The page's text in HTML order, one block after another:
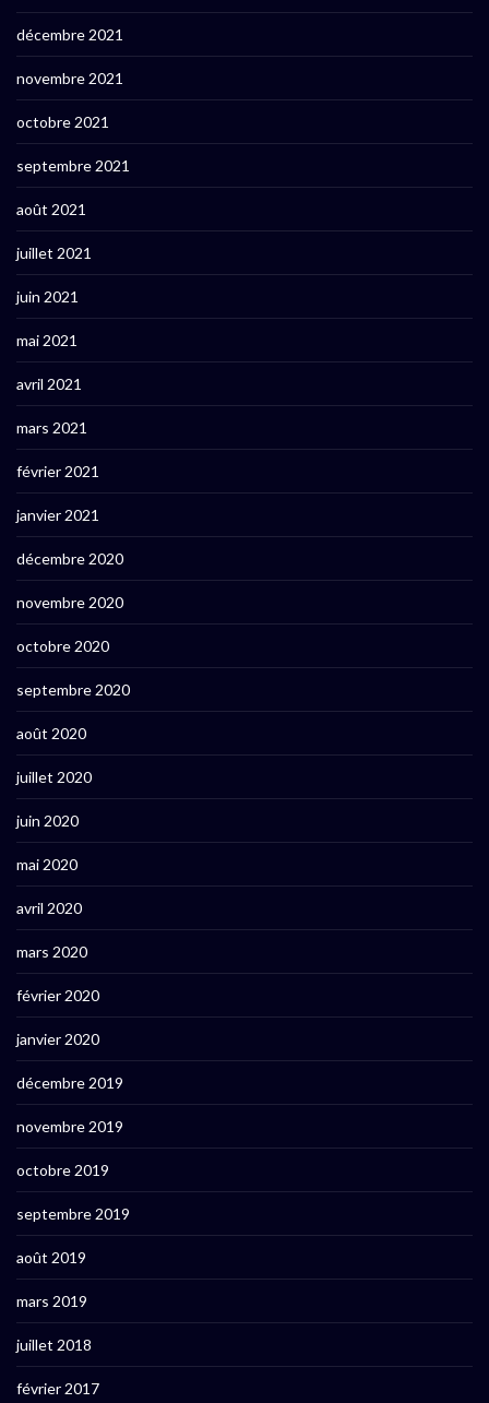
décembre 2021
novembre 2021
octobre 2021
septembre 2021
août 2021
juillet 2021
juin 2021
mai 2021
avril 2021
mars 2021
février 2021
janvier 2021
décembre 2020
novembre 2020
octobre 2020
septembre 2020
août 2020
juillet 2020
juin 2020
mai 2020
avril 2020
mars 2020
février 2020
janvier 2020
décembre 2019
novembre 2019
octobre 2019
septembre 2019
août 2019
mars 2019
juillet 2018
février 2017